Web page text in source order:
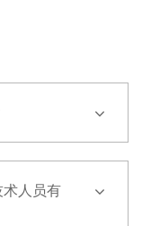
术人员有